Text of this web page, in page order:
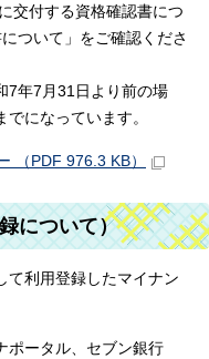
交付する資格確認書につ
ついて」をご確認くださ
7年7月31日より前の場
になっています。
（PDF 976.3 KB）
について）
て利用登録したマイナン
ポータル、セブン銀行